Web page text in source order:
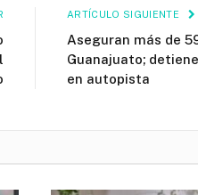
ARTÍCULO SIGUIENTE
Aseguran más de
Guanajuato;
en autopista